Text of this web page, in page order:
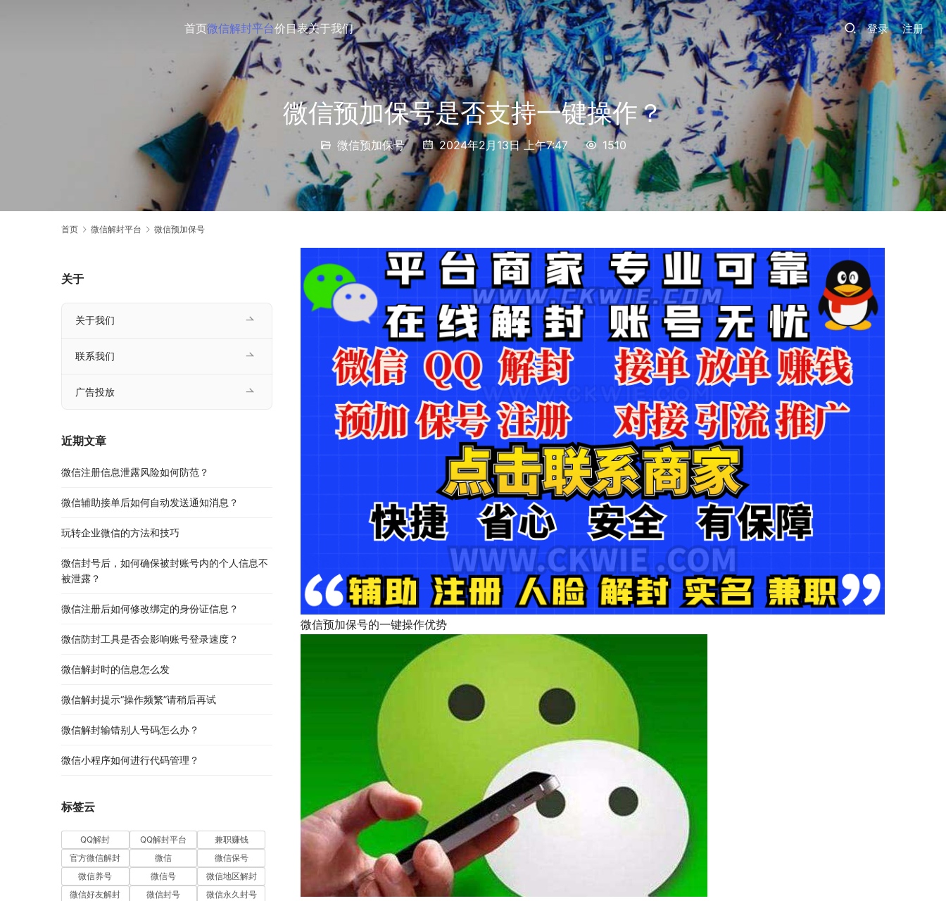
首页微信解封平台价目表关于我们 登录 注册
微信预加保号是否支持一键操作？
微信预加保号 2024年2月13日 上午7:47 1510
首页 微信解封平台 微信预加保号
微信预加保号的一键操作优势
关于
关于我们
联系我们
广告投放
近期文章
微信注册信息泄露风险如何防范？
微信辅助接单后如何自动发送通知消息？
玩转企业微信的方法和技巧
微信封号后，如何确保被封账号内的个人信息不
被泄露？
微信注册后如何修改绑定的身份证信息？
微信防封工具是否会影响账号登录速度？
微信解封时的信息怎么发
微信解封提示“操作频繁”请稍后再试
微信解封输错别人号码怎么办？
微信小程序如何进行代码管理？
标签云
QQ解封 QQ解封平台
兼职赚钱
官方微信解封
微信
微信保号
微信养号
微信号
微信地区解封
微信好友解封
微信封号
微信永久封号